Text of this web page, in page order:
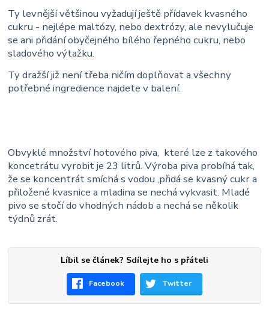
Ty levnější většinou vyžadují ještě přídavek kvasného
cukru - nejlépe maltózy, nebo dextrózy, ale nevylučuje
se ani přidání obyčejného bílého řepného cukru, nebo
sladového výtažku.
Ty dražší již není třeba ničím doplňovat a všechny
potřebné ingredience najdete v balení.
Obvyklé množství hotového piva, které lze z takového
koncetrátu vyrobit je 23 litrů. Výroba piva probíhá tak,
že se koncentrát smíchá s vodou ,přidá se kvasný cukr a
přiložené kvasnice a mladina se nechá vykvasit. Mladé
pivo se stočí do vhodných nádob a nechá se několik
týdnů zrát.
Líbil se článek? Sdílejte ho s přáteli
Facebook Twitter